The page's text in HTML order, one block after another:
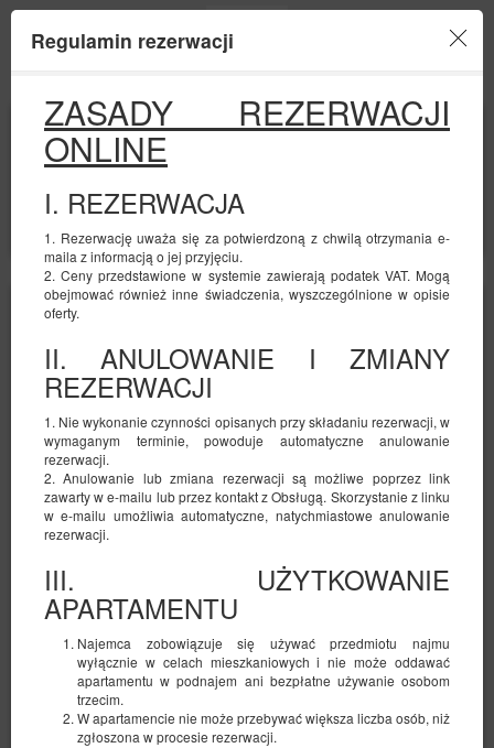
Regulamin rezerwacji
ZASADY REZERWACJI
ONLINE
I. REZERWACJA
1. Rezerwację uważa się za potwierdzoną z chwilą otrzymania e-
maila z informacją o jej przyjęciu.
2. Ceny przedstawione w systemie zawierają podatek VAT. Mogą
obejmować również inne świadczenia, wyszczególnione w opisie
oferty.
II. ANULOWANIE I ZMIANY
REZERWACJI
1. Nie wykonanie czynności opisanych przy składaniu rezerwacji, w
wymaganym terminie, powoduje automatyczne anulowanie
rezerwacji.
2. Anulowanie lub zmiana rezerwacji są możliwe poprzez link
zawarty w e-mailu lub przez kontakt z Obsługą. Skorzystanie z linku
w e-mailu umożliwia automatyczne, natychmiastowe anulowanie
rezerwacji.
III. UŻYTKOWANIE
APARTAMENTU
Najemca zobowiązuje się używać przedmiotu najmu
wyłącznie w celach mieszkaniowych i nie może oddawać
apartamentu w podnajem ani bezpłatne używanie osobom
trzecim.
W apartamencie nie może przebywać większa liczba osób, niż
zgłoszona w procesie rezerwacji.
POCZĄTEK
10
SIERPNIA
2026
KONIEC
LICZBA OSÓB
Elegant Apartment Arkadia
Dostępna liczba: 1
3 osoby
pow. 37,00 m2
1 sypialnia
1 duże łóżko podwójne (Queen), 1 sofa jednoosobowa (Sofa Bed)